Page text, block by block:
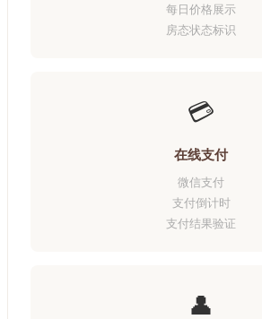
每日价格展示
房态状态标识
💳
在线支付
微信支付
支付倒计时
支付结果验证
👤